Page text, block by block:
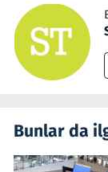
Bunlar da